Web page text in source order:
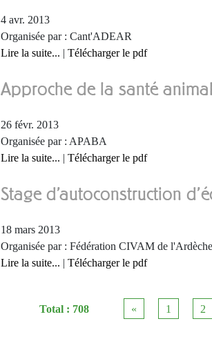
4 avr. 2013
Organisée par : Cant'ADEAR
Lire la suite... | Télécharger le pdf
Approche de la santé
26 févr. 2013
Organisée par : APABA
Lire la suite... | Télécharger le pdf
Stage d'autoconstruction
18 mars 2013
Organisée par : Fédération CIVAM de l'Ardèche
Lire la suite... | Télécharger le pdf
Total : 708 « 1 2